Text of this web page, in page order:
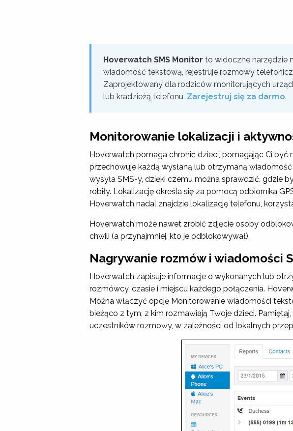
Hoverwatch SMS Monitor to widoczne narzędzie
wiadomość tekstową, rejestruje rozmowy
Zaprojektowany dla rodziców monitorujących
lub kradzieżą telefonu. Zarejestruj się za darmo.
Monitorowanie lokalizacji i
Hoverwatch pomaga chronić dzieci, pomagając Ci
przechowuje każdą wysłaną lub otrzymaną
wysyła SMS-y, dzięki czemu można sprawdzić, gdzie
robiły. Lokalizację określa się za pomocą odbiornika
Hoverwatch nadal znajdzie lokalizację telefonu,
Hoverwatch może nawet zrobić zdjęcie osoby
chwili (a przynajmniej, kto je odblokowywał).
Nagrywanie rozmów i wiadomości
Hoverwatch zapisuje informacje o wykonanych lub
rozmówcy, czasie i miejscu każdego połączenia.
Można włączyć opcję Monitorowanie wiadomości
bieżąco z tym, z kim rozmawiają Twoje dzieci.
uczestników rozmowy, w zależności od lokalnych